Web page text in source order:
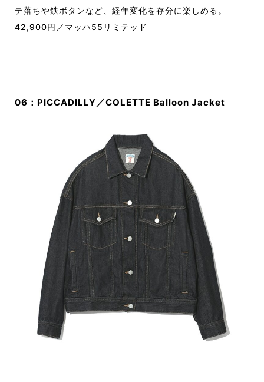
テ落ちや鉄ボタンなど、経年変化を存分に楽しめる。
42,900円／マッハ55リミテッド
06：PICCADILLY／COLETTE Balloon Jacket